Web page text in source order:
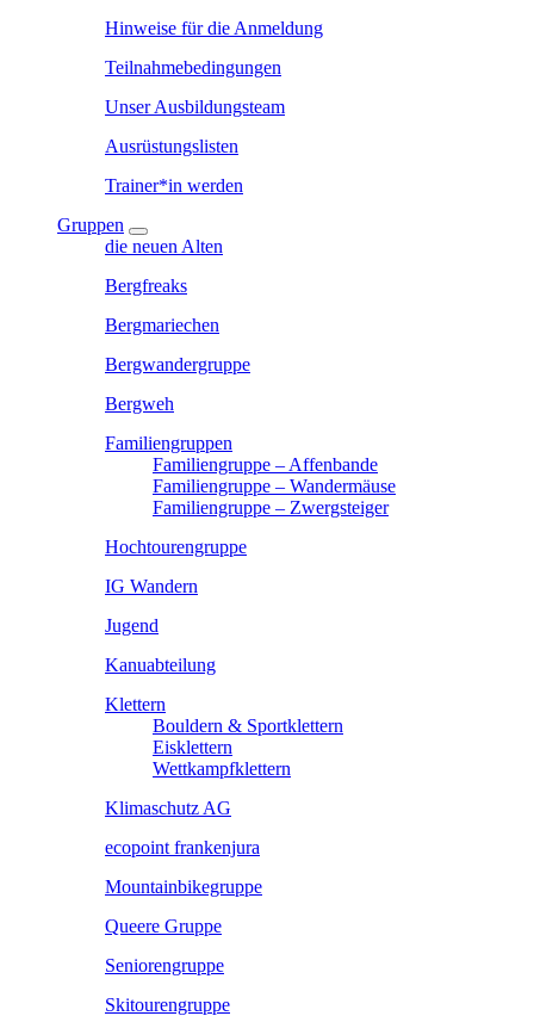
Hinweise für die Anmeldung
Teilnahmebedingungen
Unser Ausbildungsteam
Ausrüstungslisten
Trainer*in werden
Gruppen
die neuen Alten
Bergfreaks
Bergmariechen
Bergwandergruppe
Bergweh
Familiengruppen
Familiengruppe – Affenbande
Familiengruppe – Wandermäuse
Familiengruppe – Zwergsteiger
Hochtourengruppe
IG Wandern
Jugend
Kanuabteilung
Klettern
Bouldern & Sportklettern
Eisklettern
Wettkampfklettern
Klimaschutz AG
ecopoint frankenjura
Mountainbikegruppe
Queere Gruppe
Seniorengruppe
Skitourengruppe